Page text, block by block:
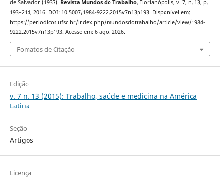
de Salvador (1937). Revista Mundos do Trabalho, Florianópolis, v. 7, n. 13, p.
193–214, 2016. DOI: 10.5007/1984-9222.2015v7n13p193. Disponível em:
https://periodicos.ufsc.br/index.php/mundosdotrabalho/article/view/1984-
9222.2015v7n13p193. Acesso em: 6 ago. 2026.
Fomatos de Citação
Edição
v. 7 n. 13 (2015): Trabalho, saúde e medicina na América
Latina
Seção
Artigos
Licença